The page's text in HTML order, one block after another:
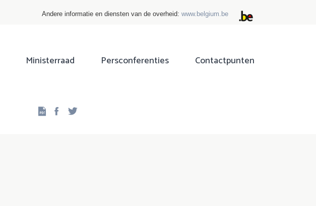
Andere informatie en diensten van de overheid: www.belgium.be
Ministerraad Persconferenties Contactpunten
Facebook